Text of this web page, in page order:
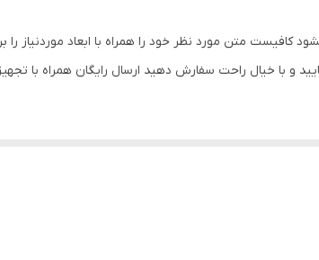
فونت ،متن و رنگ تقبل میشود کافیست متن مورد نظر خود را همراه با ابعاد
و با خیال راحت سفارش دهید ارسال رایگان همراه با